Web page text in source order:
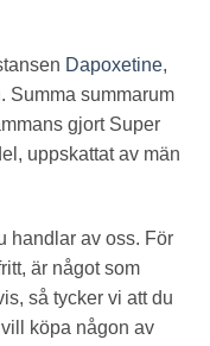
Dapoxetine,
Summa summarum
gjort Super
uppskattat av män
handlar av oss. För
är något som
så tycker vi att du
köpa någon av